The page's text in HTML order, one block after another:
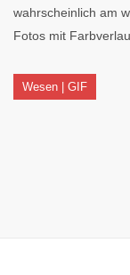
wahrscheinlich am
Fotos mit
Wesen | GIF